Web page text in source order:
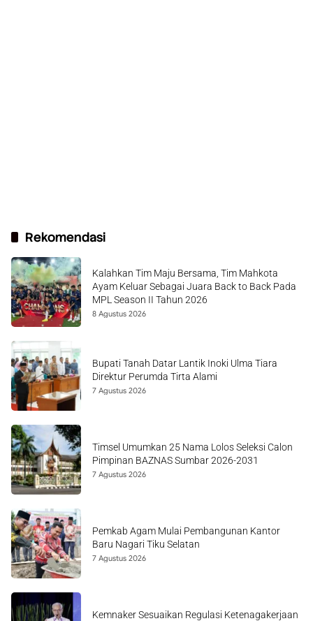
Rekomendasi
Kalahkan Tim Maju Bersama, Tim Mahkota
Ayam Keluar Sebagai Juara Back to Back Pada
MPL Season II Tahun 2026
8 Agustus 2026
Bupati Tanah Datar Lantik Inoki Ulma Tiara
Direktur Perumda Tirta Alami
7 Agustus 2026
Timsel Umumkan 25 Nama Lolos Seleksi Calon
Pimpinan BAZNAS Sumbar 2026-2031
7 Agustus 2026
Pemkab Agam Mulai Pembangunan Kantor
Baru Nagari Tiku Selatan
7 Agustus 2026
Kemnaker Sesuaikan Regulasi Ketenagakerjaan